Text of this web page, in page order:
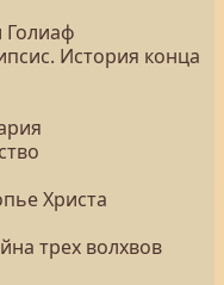
Голиаф
История конца
Христа
трех волхвов